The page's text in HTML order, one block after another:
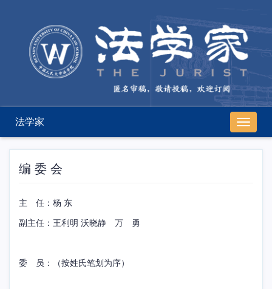
导
航
切
法学家
编 委 会
主 任：杨 东
副主任：王利明 沃晓静 万 勇
委 员：（按姓氏笔划为序）